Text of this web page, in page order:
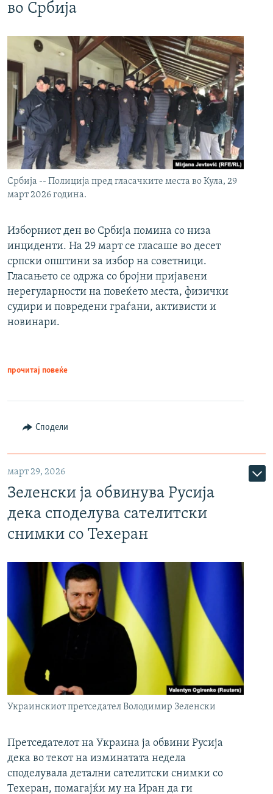
во Србија
Србија -- Полиција пред гласачките места во Кула, 29
март 2026 година.
Изборниот ден во Србија помина со низа
инциденти. На 29 март се гласаше во десет
српски општини за избор на советници.
Гласањето се одржа со бројни пријавени
нерегуларности на повеќето места, физички
судири и повредени граѓани, активисти и
новинари.
прочитај повеќе
Сподели
март 29, 2026
Зеленски ја обвинува Русија
дека споделува сателитски
снимки со Техеран
Украинскиот претседател Володимир Зеленски
Претседателот на Украина ја обвини Русија
дека во текот на изминатата недела
споделувала детални сателитски снимки со
Техеран, помагајќи му на Иран да ги